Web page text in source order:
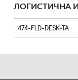
ЛОГИСТИЧНА
474-FLD-DESK-TA